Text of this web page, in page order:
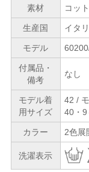
素材 コッ
生産国 イタ
モデル
付属品・
備考
なし
モデル着
用サイズ
42 /
40・9
カラー 2色展
洗濯表示